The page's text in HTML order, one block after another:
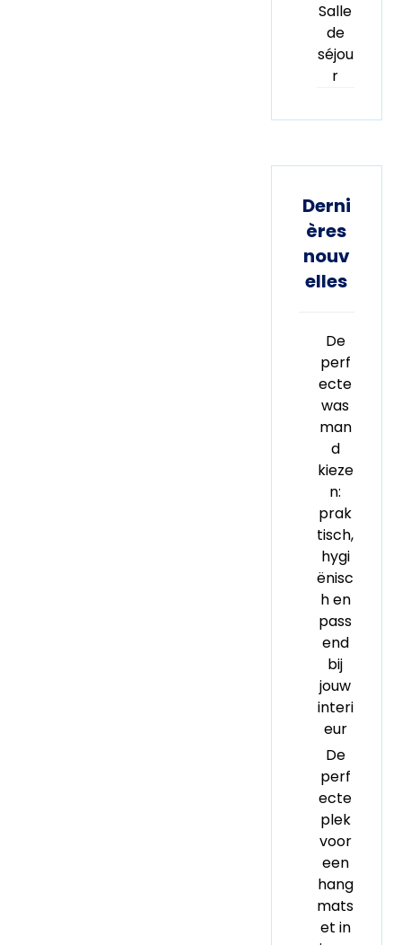
Salle
de
séjou
r
Derni
ères
nouv
elles
De
perf
ecte
was
man
d
kieze
n:
prak
tisch,
hygi
ënisc
h en
pass
end
bij
jouw
interi
eur
De
perf
ecte
plek
voor
een
hang
mats
et in